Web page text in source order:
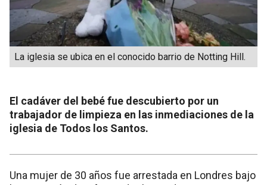
La iglesia se ubica en el conocido barrio de Notting Hill.
El cadáver del bebé fue descubierto por un
trabajador de limpieza en las inmediaciones de la
iglesia de Todos los Santos.
Una mujer de 30 años fue arrestada en Londres bajo